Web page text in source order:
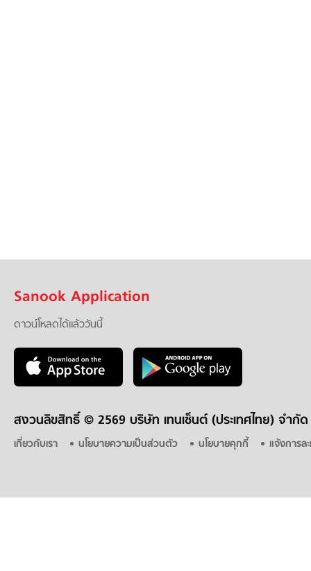
Sanook Application
ดาวน์โหลดได้แล้ววันนี้
สงวนลิขสิทธิ์ © 2569 บริษัท เทนเซ็นต์ (ประเทศไทย) จำกัด
เกี่ยวกับเรา นโยบายความเป็นส่วนตัว นโยบายคุกกี้ แจ้งการล